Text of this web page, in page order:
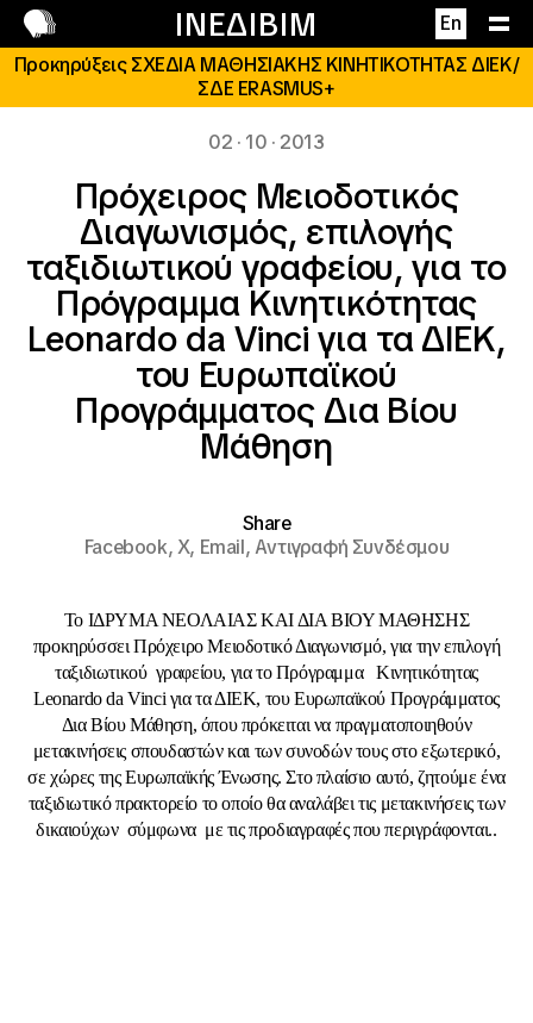
ΙΝΕΔΙΒΙΜ En
Επικοινωνία
Προκηρύξεις ΣΧΕΔΙΑ ΜΑΘΗΣΙΑΚΗΣ ΚΙΝΗΤΙΚΟΤΗΤΑΣ ΔΙΕΚ/
ΣΔΕ ERASMUS+
02 · 10 · 2013
Πρόχειρος Μειοδοτικός
Διαγωνισμός, επιλογής
ταξιδιωτικού γραφείου, για το
Πρόγραμμα Κινητικότητας
Leonardo da Vinci για τα ΔΙΕΚ,
του Ευρωπαϊκού
Προγράμματος Δια Βίου
Μάθηση
Share
Facebook,X, Email,Αντιγραφή Συνδέσμου
Το ΙΔΡΥΜΑ ΝΕΟΛΑΙΑΣ ΚΑΙ ΔΙΑ ΒΙΟΥ ΜΑΘΗΣΗΣ
προκηρύσσει Πρόχειρο Μειοδοτικό Διαγωνισμό, για την επιλογή
ταξιδιωτικού γραφείου, για το Πρόγραμμα Κινητικότητας
Leonardo da Vinci για τα ΔΙΕΚ, του Ευρωπαϊκού Προγράμματος
Δια Βίου Μάθηση, όπου πρόκειται να πραγματοποιηθούν
μετακινήσεις σπουδαστών και των συνοδών τους στο εξωτερικό,
σε χώρες της Ευρωπαϊκής Ένωσης. Στο πλαίσιο αυτό, ζητούμε ένα
ταξιδιωτικό πρακτορείο το οποίο θα αναλάβει τις μετακινήσεις των
δικαιούχων σύμφωνα με τις προδιαγραφές που περιγράφονται..